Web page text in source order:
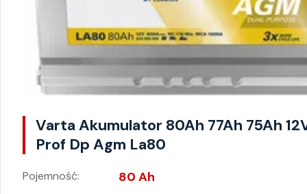
Varta Akumulator 80Ah 77Ah 75Ah
Prof Dp Agm La80
Pojemność: 80 Ah